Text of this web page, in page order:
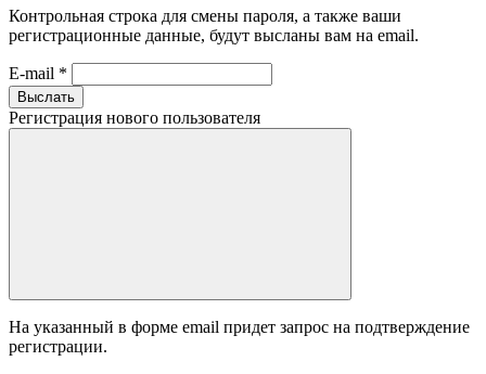
Контрольная строка для смены пароля, а также ваши
регистрационные данные, будут высланы вам на email.
E-mail *
Выслать
Регистрация нового пользователя
На указанный в форме email придет запрос на подтверждение
регистрации.